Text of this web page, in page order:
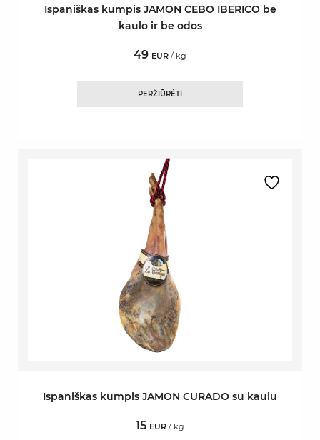
Ispaniškas kumpis JAMON CEBO IBERICO be
kaulo ir be odos
49 EUR / kg
PERŽIŪRĖTI
Ispaniškas kumpis JAMON CURADO su kaulu
15 EUR / kg